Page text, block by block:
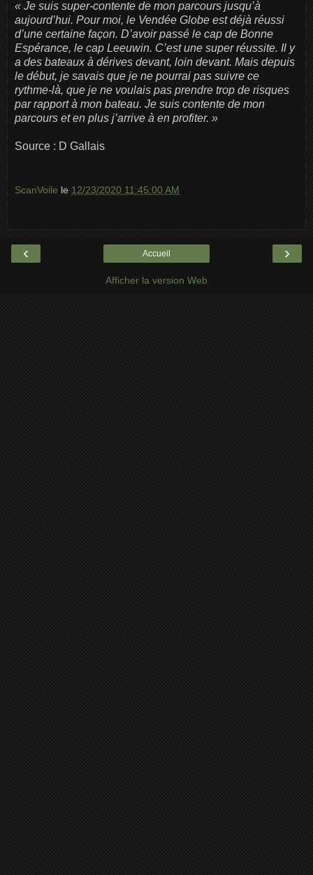
« Je suis super-contente de mon parcours jusqu’à
aujourd’hui. Pour moi, le Vendée Globe est déjà réussi
d’une certaine façon. D’avoir passé le cap de Bonne
Espérance, le cap Leeuwin. C’est une super réussite. Il y
a des bateaux à dérives devant, loin devant. Mais depuis
le début, je savais que je ne pourrai pas suivre ce
rythme-là, que je ne voulais pas prendre trop de risques
par rapport à mon bateau. Je suis contente de mon
parcours et en plus j’arrive à en profiter. »
Source : D Gallais
ScanVoile le 12/23/2020 11:45:00 AM
‹ ›
Accueil
Afficher la version Web